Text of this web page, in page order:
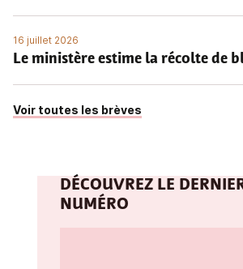
16 juillet 2026
Le ministère estime la récolte de
Voir toutes les brèves
DÉCOUVREZ LE
NUMÉRO